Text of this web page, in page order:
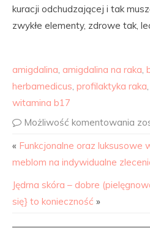
kuracji odchudzającej i tak
zwykłe elementy, zdrowe tak,
amigdalina, amigdalina na raka,
herbamedicus, profilaktyka raka,
witamina b17
Możliwość komentowania
« Funkcjonalne oraz luksusowe
meblom na indywidualne
Jędrna skóra – dobre
się} to konieczność »